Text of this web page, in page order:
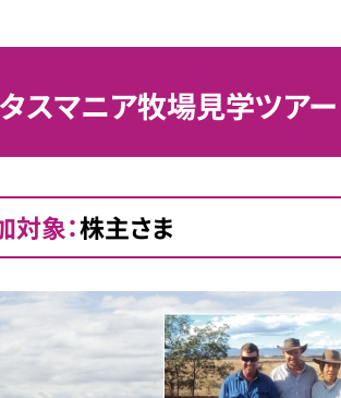
スマニア牧場見学ツアー
対象：株主さま